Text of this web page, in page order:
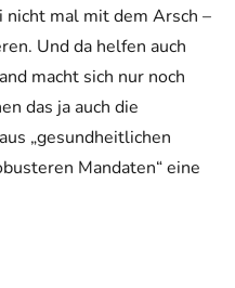
mal mit dem Arsch –
Und da helfen auch
macht sich nur noch
das ja auch die
„gesundheitlichen
Mandaten“ eine